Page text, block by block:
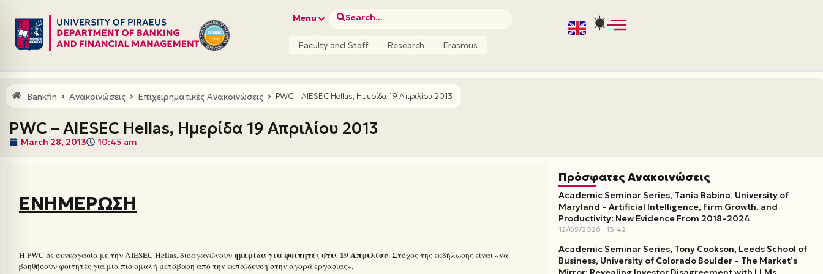
Skip
to
content
Menu Search...
Faculty and Staff Research Erasmus
Bankfin Ανακοινώσεις Επιχειρηματικές Ανακοινώσεις PWC – AIESEC Hellas, Ημερίδα 19 Απριλίου 2013
PWC – AIESEC Hellas, Ημερίδα 19 Απριλίου 2013
March 28, 2013 10:45 am
ΕΝΗΜΕΡΩΣΗ
H PWCσε συνεργασία με την AIESEC Hellas, διοργανώνουνημερίδα για φοιτητές στις 19 Απριλίου. Στόχος της εκδήλωσης είναι «να
βοηθήσουν φοιτητές για μια πιο ομαλή μετάβαση από την εκπαίδευση στην αγορά εργασίας».
Πρόσφατες Ανακοινώσεις
Academic Seminar Series, Tania Babina, University of
Maryland – Artificial Intelligence, Firm Growth, and
Productivity: New Evidence From 2018–2024
12/05/2026 13:42
Academic Seminar Series, Tony Cookson, Leeds School of
Business, University of Colorado Boulder – The Market’s